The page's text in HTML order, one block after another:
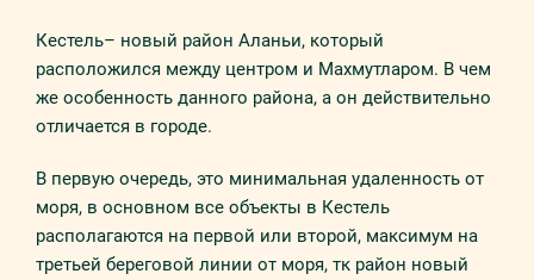
Кестель– новый район Аланьи, который
расположился между центром и Махмутларом. В чем
же особенность данного района, а он действительно
отличается в городе.
В первую очередь, это минимальная удаленность от
моря, в основном все объекты в Кестель
располагаются на первой или второй, максимум на
третьей береговой линии от моря, тк район новый